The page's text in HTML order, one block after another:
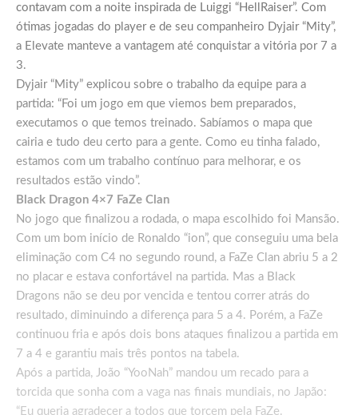
contavam com a noite inspirada de Luiggi “HellRaiser”. Com
ótimas jogadas do player e de seu companheiro Dyjair “Mity”,
a Elevate manteve a vantagem até conquistar a vitória por 7 a
3.
Dyjair “Mity” explicou sobre o trabalho da equipe para a
partida: “Foi um jogo em que viemos bem preparados,
executamos o que temos treinado. Sabíamos o mapa que
cairia e tudo deu certo para a gente. Como eu tinha falado,
estamos com um trabalho contínuo para melhorar, e os
resultados estão vindo”.
Black Dragon 4×7 FaZe Clan
No jogo que finalizou a rodada, o mapa escolhido foi Mansão.
Com um bom início de Ronaldo “ion”, que conseguiu uma bela
eliminação com C4 no segundo round, a FaZe Clan abriu 5 a 2
no placar e estava confortável na partida. Mas a Black
Dragons não se deu por vencida e tentou correr atrás do
resultado, diminuindo a diferença para 5 a 4. Porém, a FaZe
continuou fria e após dois bons ataques finalizou a partida em
7 a 4 e garantiu mais três pontos na tabela.
Após a partida, João “YooNah” mandou um recado para a
torcida que sonha com a vaga nas finais mundiais, no Japão:
“Eu queria agradecer a todos que torcem pela FaZe.